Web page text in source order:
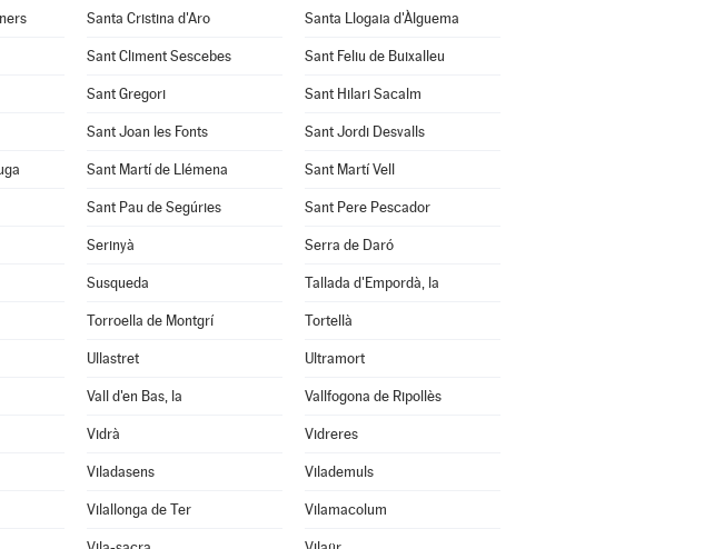
Santa Cristina d'Aro Santa Llogaia d'Àlguema
Sant Climent Sescebes Sant Feliu de Buixalleu
Sant Gregori Sant Hilari Sacalm
Sant Joan les Fonts Sant Jordi Desvalls
Sant Martí de Llémena Sant Martí Vell
Sant Pau de Segúries Sant Pere Pescador
Serinyà Serra de Daró
Susqueda Tallada d'Empordà, la
Torroella de Montgrí Tortellà
Ullastret Ultramort
Vall d'en Bas, la Vallfogona de Ripollès
Vidrà Vidreres
Viladasens Vilademuls
Vilallonga de Ter Vilamacolum